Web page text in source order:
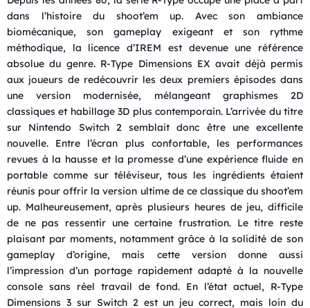
dans l’histoire du shoot’em up. Avec son ambiance
biomécanique, son gameplay exigeant et son rythme
méthodique, la licence d’IREM est devenue une référence
absolue du genre. R-Type Dimensions EX avait déjà permis
aux joueurs de redécouvrir les deux premiers épisodes dans
une version modernisée, mélangeant graphismes 2D
classiques et habillage 3D plus contemporain. L’arrivée du titre
sur Nintendo Switch 2 semblait donc être une excellente
nouvelle. Entre l’écran plus confortable, les performances
revues à la hausse et la promesse d’une expérience fluide en
portable comme sur téléviseur, tous les ingrédients étaient
réunis pour offrir la version ultime de ce classique du shoot’em
up. Malheureusement, après plusieurs heures de jeu, difficile
de ne pas ressentir une certaine frustration. Le titre reste
plaisant par moments, notamment grâce à la solidité de son
gameplay d’origine, mais cette version donne aussi
l’impression d’un portage rapidement adapté à la nouvelle
console sans réel travail de fond. En l’état actuel, R-Type
Dimensions 3 sur Switch 2 est un jeu correct, mais loin du